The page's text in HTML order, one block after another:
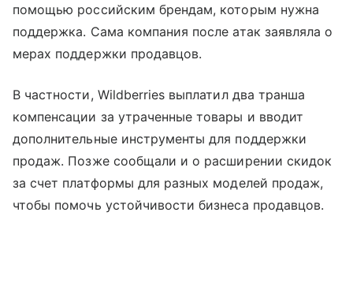
помощью российским брендам, которым нужна
поддержка. Сама компания после атак заявляла о
мерах поддержки продавцов.
В частности, Wildberries выплатил два транша
компенсации за утраченные товары и вводит
дополнительные инструменты для поддержки
продаж. Позже сообщали и о расширении скидок
за счет платформы для разных моделей продаж,
чтобы помочь устойчивости бизнеса продавцов.